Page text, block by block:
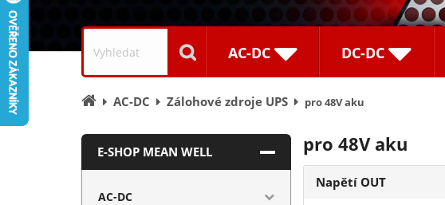
Vyhledávání
AC-DC DC-DC
Úvodní
AC-DC Zálohové zdroje UPS pro 48V aku
pro 48V aku
Napětí OUT
E-SHOP MEAN WELL
AC-DC